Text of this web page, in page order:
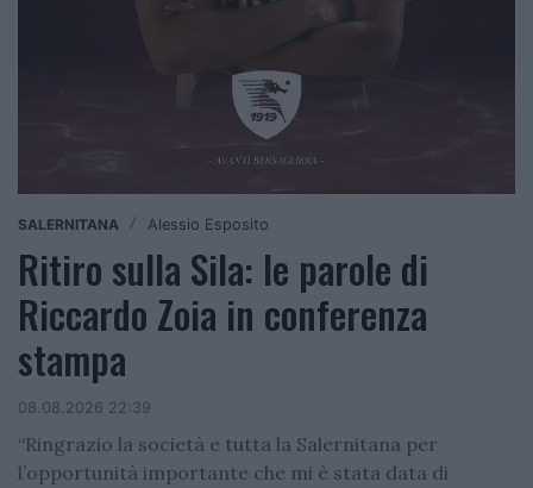
SALERNITANA / Alessio Esposito
Ritiro sulla Sila: le parole di
Riccardo Zoia in conferenza
stampa
08.08.2026 22:39
“Ringrazio la società e tutta la Salernitana per
l’opportunità importante che mi è stata data di